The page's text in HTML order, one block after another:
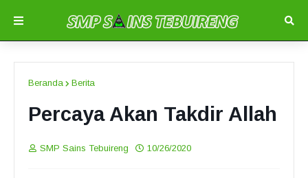
Beranda Berita
Percaya Akan Takdir Allah
SMP Sains Tebuireng 10/26/2020